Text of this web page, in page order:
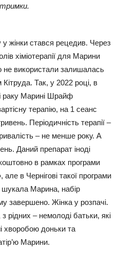
у жінки стався рецедив. Через
хіміотерапії для Марини
використали залишалась
Кітруда. Так, у 2022 році, в
раку Марині Шрайф
терапію, на 1 сеанс
Періодичність терапії –
– не менше року. А
Даний препарат іноді
в рамках програми
але в Чернігові такої програми
шукала Марина, набір
завершено. Жінка у розпачі.
рідних – немолоді батьки, які
хворобою доньки та
Марини.